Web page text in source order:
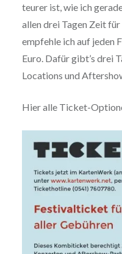
teurer ist, wie ich
allen drei Tagen Zeit
empfehle ich auf jeden
Euro. Dafür gibt’s drei
Locations und
Hier alle Ticket-